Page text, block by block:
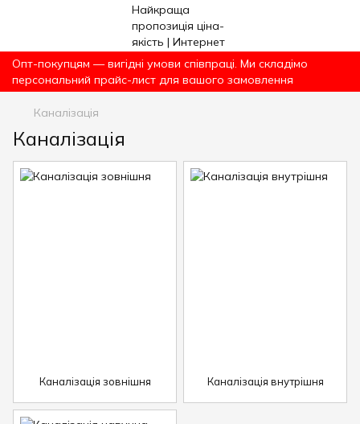
Опт-покупцям — вигідні умови співпраці. Ми складімо
персональний прайс-лист для вашого замовлення
Каналізація
Каналізація
Каналізація зовнішня Каналізація внутрішня